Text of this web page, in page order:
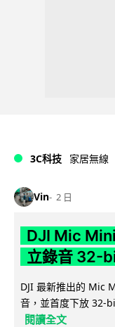
3C科技 家居無線
Vin 2 日
DJI Mic
立錄音 32-
DJI 最新推出的 Mic
音，並首度下放 32-
閱讀全文